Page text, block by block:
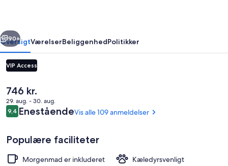
Næste
90+
OversigtVærelserBeliggenhedPolitikker
VIP Access
Den
nuværende
pris
er
746 kr.
29. aug. - 30. aug.
Anmeldelser
9,49,4 ud af 10.
EneståendeVis alle 109 anmeldelser
Populære faciliteter
Morgenmad er inkluderet
Kæledyrsvenligt